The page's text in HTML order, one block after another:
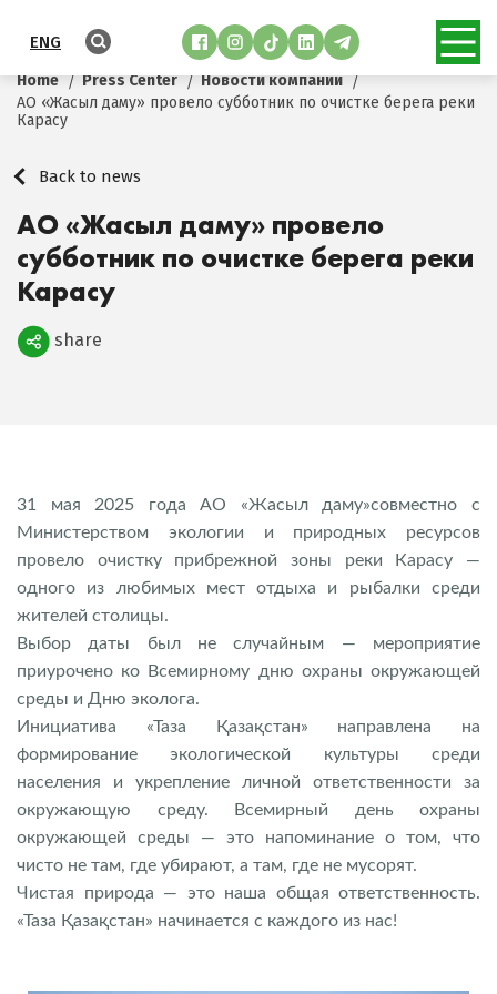
ENG
Home Press Center
Новости компании
АО «Жасыл даму» провело субботник по очистке берега реки
Карасу
Back to news
АО «Жасыл даму» провело
субботник по очистке берега реки
Карасу
Поделиться
share
31 мая 2025 года АО «Жасыл даму»совместно с
Министерством экологии и природных ресурсов
провело очистку прибрежной зоны реки Карасу —
одного из любимых мест отдыха и рыбалки среди
жителей столицы.
Выбор даты был не случайным — мероприятие
приурочено ко Всемирному дню охраны окружающей
среды и Дню эколога.
Инициатива «Таза Қазақстан» направлена на
формирование экологической культуры среди
населения и укрепление личной ответственности за
окружающую среду. Всемирный день охраны
окружающей среды — это напоминание о том, что
чисто не там, где убирают, а там, где не мусорят.
Чистая природа — это наша общая ответственность.
«Таза Қазақстан» начинается с каждого из нас!